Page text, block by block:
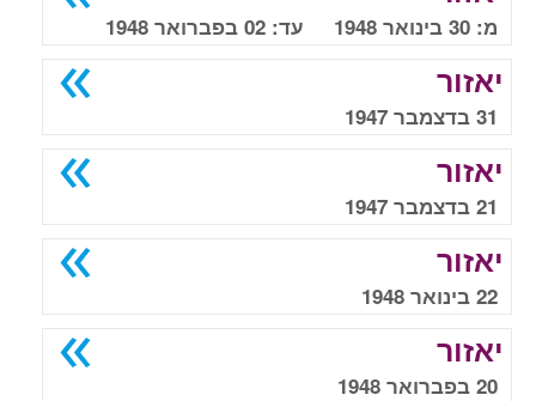
מ: 30 בינואר 1948 עד: 02 בפברואר 1948
יאזור
31 בדצמבר 1947
יאזור
21 בדצמבר 1947
יאזור
22 בינואר 1948
יאזור
20 בפברואר 1948